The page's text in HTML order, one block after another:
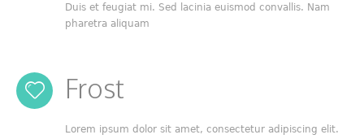
Duis et feugiat mi. Sed lacinia euismod convallis. Nam
pharetra aliquam
Frost
Lorem ipsum dolor sit amet, consectetur adipiscing elit.